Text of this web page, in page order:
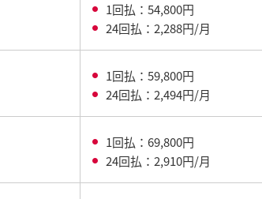
1回払：54,800円
24回払：2,288円/月
1回払：59,800円
24回払：2,494円/月
1回払：69,800円
24回払：2,910円/月